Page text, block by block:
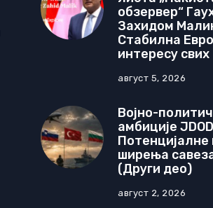
обзервер“
Захидом
Стабилна
интересу свих
август 5, 2026
Војно-
амбиције
ширења
(Други део)
август 2, 2026